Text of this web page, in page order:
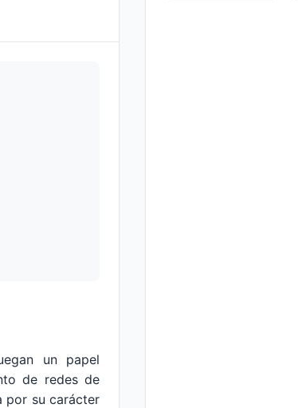
un papel
de redes de
por su carácter